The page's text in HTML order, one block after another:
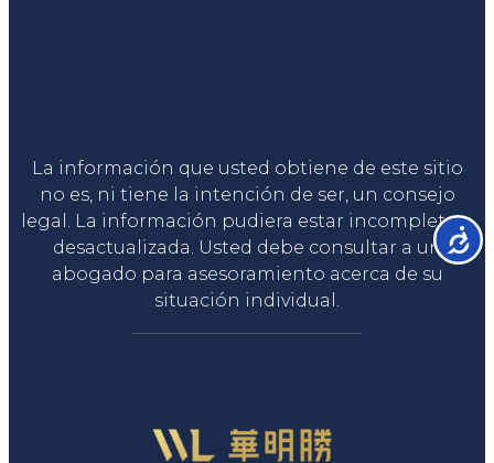
La información que usted obtiene de este sitio
no es, ni tiene la intención de ser, un consejo
legal. La información pudiera estar incompleta o
desactualizada. Usted debe consultar a un
abogado para asesoramiento acerca de su
situación individual.